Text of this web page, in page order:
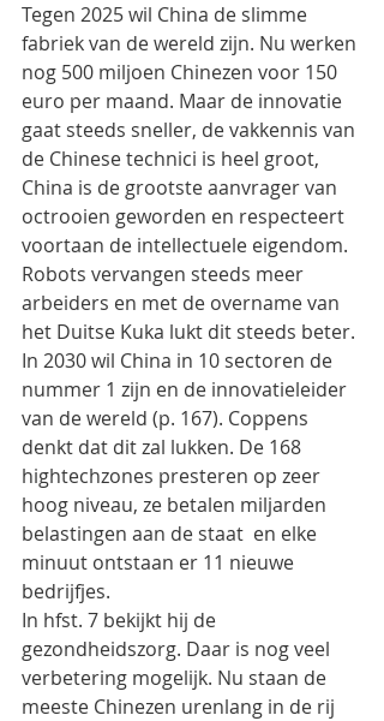
Tegen 2025 wil China de slimme
fabriek van de wereld zijn. Nu werken
nog 500 miljoen Chinezen voor 150
euro per maand. Maar de innovatie
gaat steeds sneller, de vakkennis van
de Chinese technici is heel groot,
China is de grootste aanvrager van
octrooien geworden en respecteert
voortaan de intellectuele eigendom.
Robots vervangen steeds meer
arbeiders en met de overname van
het Duitse Kuka lukt dit steeds beter.
In 2030 wil China in 10 sectoren de
nummer 1 zijn en de innovatieleider
van de wereld (p. 167). Coppens
denkt dat dit zal lukken. De 168
hightechzones presteren op zeer
hoog niveau, ze betalen miljarden
belastingen aan de staat  en elke
minuut ontstaan er 11 nieuwe
bedrijfjes.
In hfst. 7 bekijkt hij de
gezondheidszorg. Daar is nog veel
verbetering mogelijk. Nu staan de
meeste Chinezen urenlang in de rij